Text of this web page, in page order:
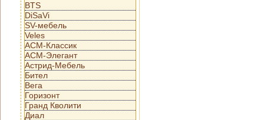
BTS
DiSaVi
SV-мебель
Veles
АСМ-Классик
АСМ-Элегант
Астрид-Мебель
Бител
Вега
Горизонт
Гранд Кволити
Диал